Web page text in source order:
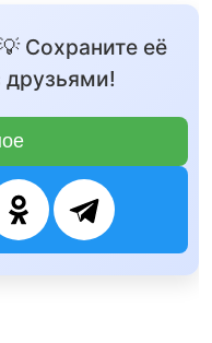
Сохраните её
друзьями!